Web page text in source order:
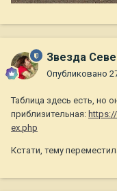
Звезда
Опубликовано
Таблица здесь есть, но
приблизительная:
ex.php
Кстати, тему